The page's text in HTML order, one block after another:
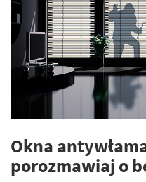
Okna
porozmawiaj o